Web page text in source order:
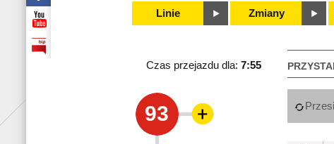
Linie Zmiany
Czas przejazdu dla: 7:55
93